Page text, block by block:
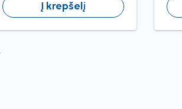
Į krepšelį